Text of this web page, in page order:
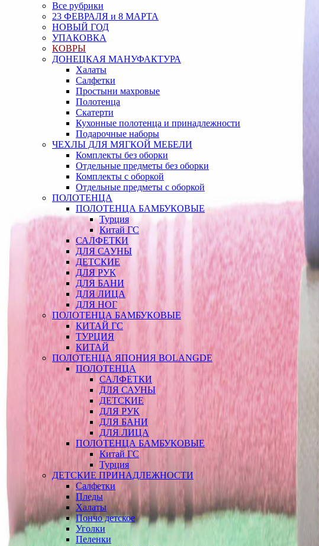
Все рубрики
23 ФЕВРАЛЯ и 8 МАРТА
НОВЫЙ ГОД
УПАКОВКА
КОВРЫ
ДОНЕЦКАЯ МАНУФАКТУРА
Халаты
Салфетки
Простыни махровые
Полотенца
Скатерти
Кухонные полотенца и принадлежности
Подарочные наборы
ЧЕХЛЫ ДЛЯ МЯГКОЙ МЕБЕЛИ
Комплекты без оборки
Отдельные предметы без оборки
Комплекты с оборкой
Отдельные предметы с оборкой
ПОЛОТЕНЦА
ПОЛОТЕНЦА БАМБУКОВЫЕ
Турция
Китай ГС
САЛФЕТКИ
ДЛЯ САУНЫ
ДЕТСКИЕ
ДЛЯ РУК
ДЛЯ БАНИ
ДЛЯ ЛИЦА
ДЛЯ НОГ
ПОЛОТЕНЦА БАМБУКОВЫЕ
КИТАЙ ГС
ТУРЦИЯ
КИТАЙ
ПОЛОТЕНЦА ЯПОНИЯ BOLANGDE
ПОЛОТЕНЦА
САЛФЕТКИ
ДЛЯ САУНЫ
ДЕТСКИЕ
ДЛЯ РУК
ДЛЯ БАНИ
ДЛЯ ЛИЦА
ПОЛОТЕНЦА БАМБУКОВЫЕ
Китай ГС
Турция
ДЕТСКИЕ ПРИНАДЛЕЖНОСТИ
Салфетки
Пледы
Халаты
Пончо детское
Уголки
Пеленки